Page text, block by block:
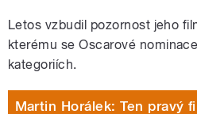
Letos vzbudil pozornost jeho
kterému se Oscarové
kategoriích.
Martin Horálek: Ten pravý